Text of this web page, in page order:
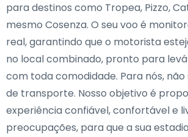
para destinos como Tropea, Pizzo,
mesmo Cosenza. O seu voo é
real, garantindo que o motorista
no local combinado, pronto para
com toda comodidade. Para nós,
de transporte. Nosso objetivo é
experiência confiável, confortável e
preocupações, para que a sua